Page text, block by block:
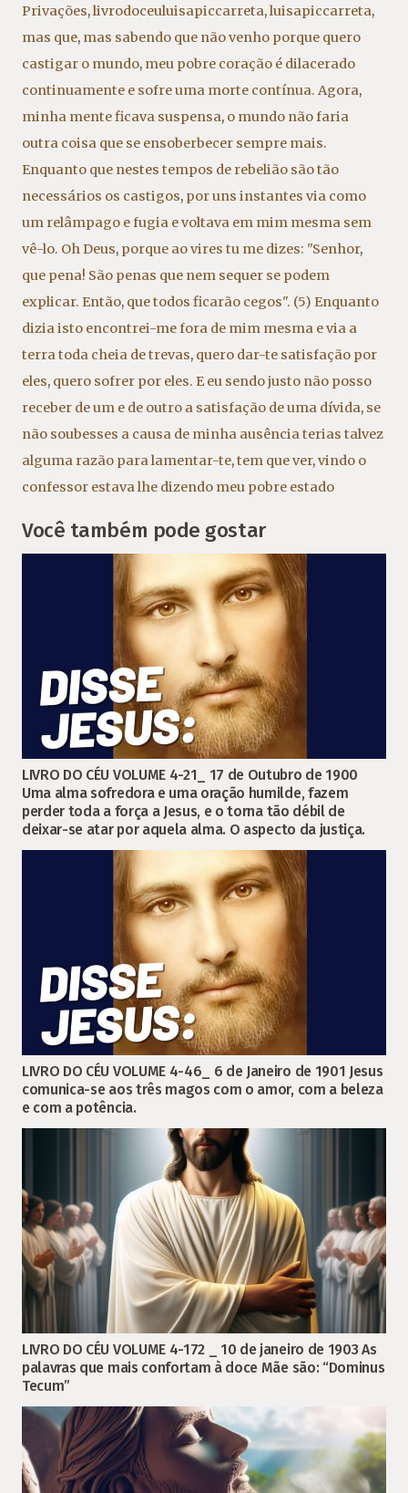
Privações,livrodoceuluisapiccarreta,luisapiccarreta,
mas que, mas sabendo que não venho porque quero
castigar o mundo, meu pobre coração é dilacerado
continuamente e sofre uma morte contínua. Agora,
minha mente ficava suspensa, o mundo não faria
outra coisa que se ensoberbecer sempre mais.
Enquanto que nestes tempos de rebelião são tão
necessários os castigos, por uns instantes via como
um relâmpago e fugia e voltava em mim mesma sem
vê-lo. Oh Deus, porque ao vires tu me dizes: "Senhor,
que pena! São penas que nem sequer se podem
explicar. Então, que todos ficarão cegos". (5) Enquanto
dizia isto encontrei-me fora de mim mesma e via a
terra toda cheia de trevas, quero dar-te satisfação por
eles, quero sofrer por eles. E eu sendo justo não posso
receber de um e de outro a satisfação de uma dívida, se
não soubesses a causa de minha ausência terias talvez
alguma razão para lamentar-te,tem que ver,vindo o
confessor estava lhe dizendo meu pobre estado
Você também pode gostar
LIVRO DO CÉU VOLUME 4-21_ 17 de Outubro de 1900
Uma alma sofredora e uma oração humilde, fazem
perder toda a força a Jesus, e o torna tão débil de
deixar-se atar por aquela alma. O aspecto da justiça.
LIVRO DO CÉU VOLUME 4-46_ 6 de Janeiro de 1901 Jesus
comunica-se aos três magos com o amor, com a beleza
e com a potência.
LIVRO DO CÉU VOLUME 4-172 _ 10 de janeiro de 1903 As
palavras que mais confortam à doce Mãe são: “Dominus
Tecum”